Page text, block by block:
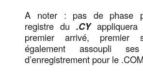
A noter : pas de phase
registre du.CY
premier arrivé,
également assoupli
d’enregistrement pour le